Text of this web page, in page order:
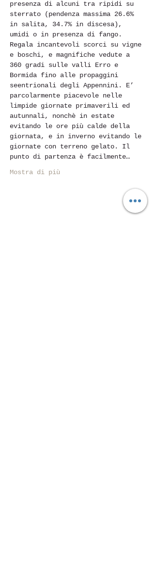
presenza di alcuni tra ripidi su
sterrato (pendenza massima 26.6%
in salita, 34.7% in discesa),
umidi o in presenza di fango.
Regala incantevoli scorci su vigne
e boschi, e magnifiche vedute a
360 gradi sulle valli Erro e
Bormida fino alle propaggini
seentrionali degli Appennini. E’
parcolarmente piacevole nelle
limpide giornate primaverili ed
autunnali, nonchè in estate
evitando le ore più calde della
giornata, e in inverno evitando le
giornate con terreno gelato. Il
punto di partenza è facilmente…
Mostra di più